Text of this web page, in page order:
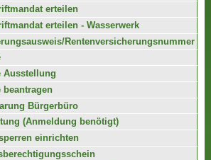
erteilen
erteilen - Wasserwerk
Rentenversicherungsnummer
Ausstellung
beantragen
Bürgerbüro
(Anmeldung benötigt)
einrichten